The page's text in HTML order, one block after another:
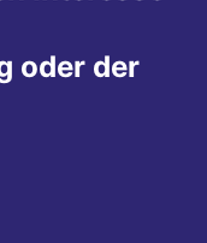
oder der